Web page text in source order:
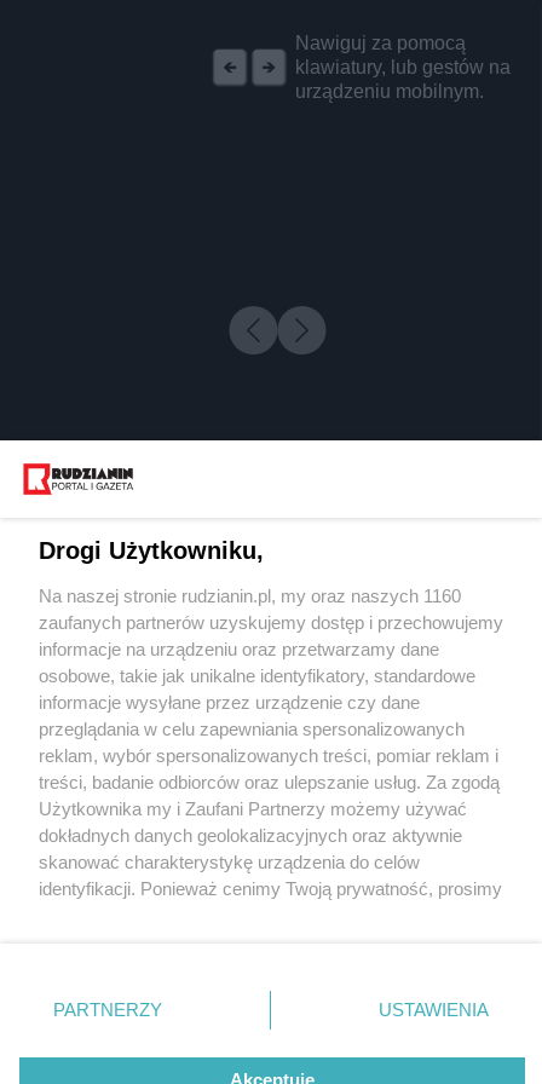
Nawiguj za pomocą
klawiatury, lub gestów na
urządzeniu mobilnym.
1 / 0
Wydawca mediów
Nie zapomnij
zapoznać się z:
polityką prywatności regulamin korzystania z portali
Twojemiasto
Piekary Śląskie
Chorzów
Tarnowskie Góry
Gliwice
Skontakuj sięz nami
Kontakt
Wydawca
Redakcja
Drogi Użytkowniku,
Na naszej stronie rudzianin.pl, my oraz naszych 1160
zaufanych partnerów uzyskujemy dostęp i przechowujemy
informacje na urządzeniu oraz przetwarzamy dane
osobowe, takie jak unikalne identyfikatory, standardowe
informacje wysyłane przez urządzenie czy dane
przeglądania w celu zapewniania spersonalizowanych
reklam, wybór spersonalizowanych treści, pomiar reklam i
treści, badanie odbiorców oraz ulepszanie usług. Za zgodą
Użytkownika my i Zaufani Partnerzy możemy używać
dokładnych danych geolokalizacyjnych oraz aktywnie
skanować charakterystykę urządzenia do celów
identyfikacji. Ponieważ cenimy Twoją prywatność, prosimy
prywatności znajdujący się w lewym dolnym rogu strony
. Niektóre rodzaje przetwarzania danych nie wymagają
zgody użytkownika, ale masz prawo sprzeciwić się
takiemu przetwarzaniu. Preferencje będą miały
PARTNERZY USTAWIENIA
Akceptuję